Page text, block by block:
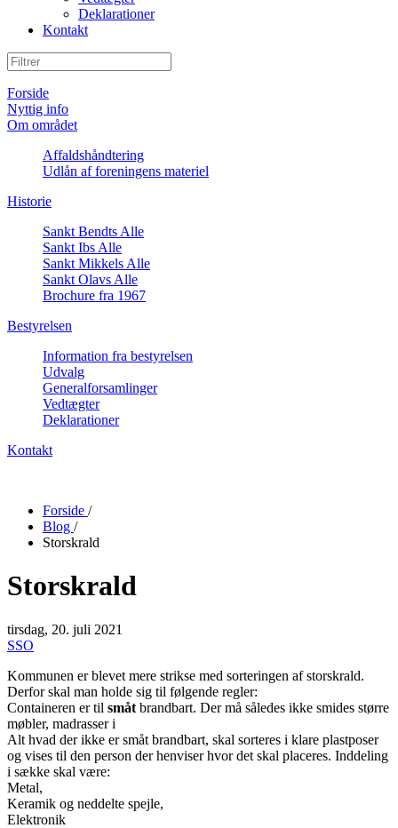
Deklarationer
Kontakt
Forside
Nyttig info
Om området
Affaldshåndtering
Udlån af foreningens materiel
Historie
Sankt Bendts Alle
Sankt Ibs Alle
Sankt Mikkels Alle
Sankt Olavs Alle
Brochure fra 1967
Bestyrelsen
Information fra bestyrelsen
Udvalg
Generalforsamlinger
Vedtægter
Deklarationer
Kontakt
Forside /
Blog /
Storskrald
Storskrald
tirsdag, 20. juli 2021
SSO
Kommunen er blevet mere strikse med sorteringen af storskrald.
Derfor skal man holde sig til følgende regler:
Containeren er til småt brandbart. Der må således ikke smides større
møbler, madrasser i
Alt hvad der ikke er småt brandbart, skal sorteres i klare plastposer
og vises til den person der henviser hvor det skal placeres. Inddeling
i sække skal være:
Metal,
Keramik og neddelte spejle,
Elektronik